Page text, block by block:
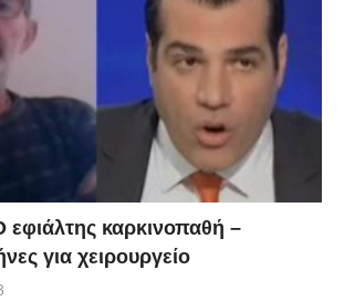
καρκινοπαθή –
για χειρουργείο